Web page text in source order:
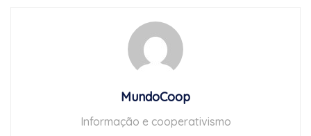
MundoCoop
Informação e cooperativismo